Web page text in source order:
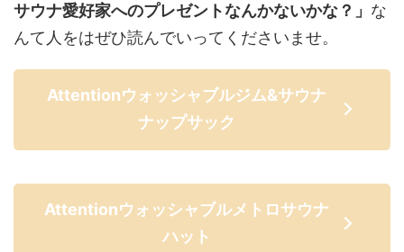
サウナ愛好家へのプレゼントなんかないかな？」 な
んて人をはぜひ読んでいってくださいませ。
Attentionウォッシャブルジム&サウナ
ナップサック
Attentionウォッシャブルメトロサウナ
ハット